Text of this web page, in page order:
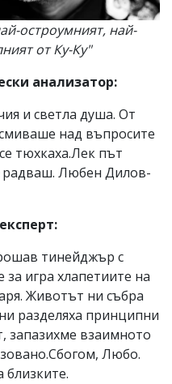
остроумният, най-
от Ку-Ку"
анализатор:
и светла душа. От
над въпросите
тюхкаха.Лек път
Любен Дилов-
тинейджър с
игра хлапетиите на
Животът ни събра
разделяха принципни
запазихме взаимното
Любо.
близките.